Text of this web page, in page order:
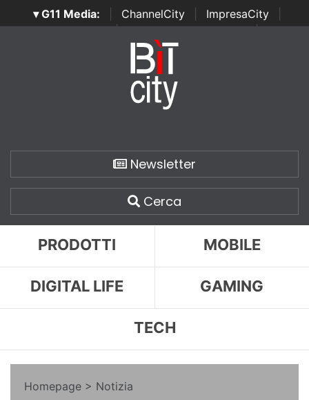
▾ G11 Media: ChannelCity ImpresaCity
SecurityOpenLab | Italian Channel Awards | Italian
Italian Security Awards
Newsletter
Cerca
PRODOTTI MOBILE
DIGITAL LIFE GAMING
TECH
Homepage > Notizia